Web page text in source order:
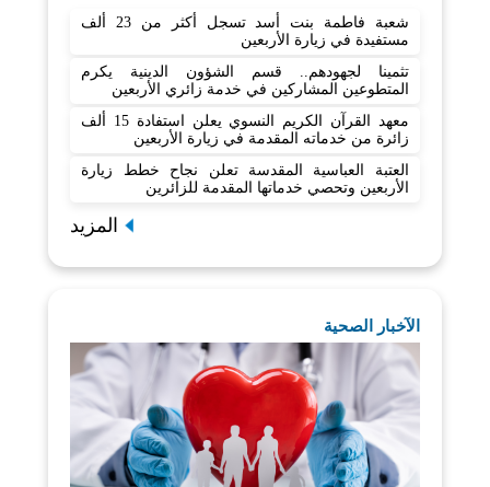
شعبة فاطمة بنت أسد تسجل أكثر من 23 ألف
مستفيدة في زيارة الأربعين
تثمينا لجهودهم.. قسم الشؤون الدينية يكرم
المتطوعين المشاركين في خدمة زائري الأربعين
معهد القرآن الكريم النسوي يعلن استفادة 15 ألف
زائرة من خدماته المقدمة في زيارة الأربعين
العتبة العباسية المقدسة تعلن نجاح خطط زيارة
الأربعين وتحصي خدماتها المقدمة للزائرين
المزيد
الآخبار الصحية